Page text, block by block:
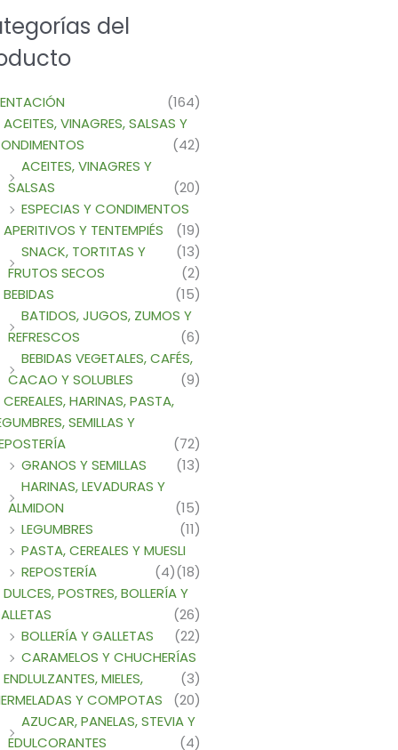
del
(164)
ACEITES, VINAGRES, SALSAS Y
(42)
ACEITES, VINAGRES Y
SALSAS
(20)
ESPECIAS Y CONDIMENTOS
(19)
APERITIVOS Y TENTEMPIÉS
(13)
SNACK, TORTITAS Y
FRUTOS SECOS
(2)
BEBIDAS
(15)
BATIDOS, JUGOS, ZUMOS Y
REFRESCOS
(6)
BEBIDAS VEGETALES, CAFÉS,
CACAO Y SOLUBLES
(9)
CEREALES, HARINAS, PASTA,
SEMILLAS Y
(72)
GRANOS Y SEMILLAS
(13)
HARINAS, LEVADURAS Y
ALMIDON
(15)
LEGUMBRES
(11)
PASTA, CEREALES Y MUESLI
(18)
REPOSTERÍA
(4)
DULCES, POSTRES, BOLLERÍA Y
(26)
BOLLERÍA Y GALLETAS
(22)
CARAMELOS Y CHUCHERÍAS
(3)
ENDLULZANTES, MIELES,
Y COMPOTAS
(20)
AZUCAR, PANELAS, STEVIA Y
EDULCORANTES
(4)